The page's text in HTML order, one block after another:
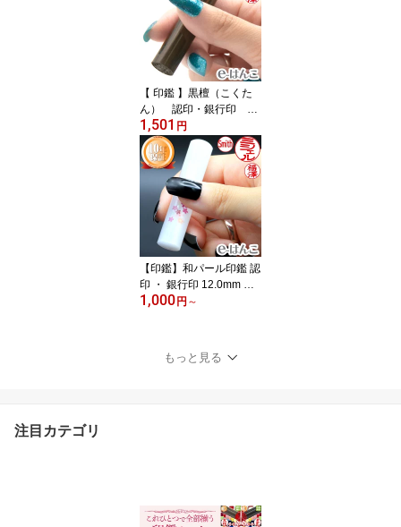
える 印鑑 浸透印 はんこ
認印 ハンコ 別注品 携帯
タイプ 日本土産 日本み
やげ みやげ 土産 外国人
【 印鑑 】黒檀（こくた
ん） 認印・銀行印 印
面12.0mm はんこ 実印
銀行印 認印 個人印鑑 ピ
アノ 高級家具 ギフト 贈
り物 新生活応援 10年保
証 【店頭受取対応商品】
【HLS_DU】 日本土産
日本みやげ みやげ 土産
外国人名OK 電子印鑑 デ
ジタル印鑑 デジ印
1,501 円
【印鑑】和パール印鑑 認
印 ・ 銀行印 12.0mm 印
面事前イメージ確認無料
フト 贈り物【店頭受取対
応商品】【HLS_DU】 日
1,000 円 ～
もっと見る
注目カテゴリ